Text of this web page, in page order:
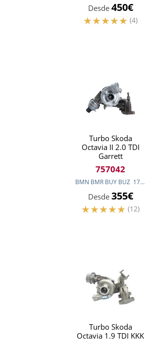
Desde 450€
(4)
Turbo Skoda
Octavia II 2.0 TDI
Garrett
757042
BMN BMR BUY BUZ 170 cv
Desde 355€
(12)
Turbo Skoda
Octavia 1.9 TDI KKK